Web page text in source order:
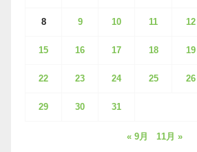
8 9 10 11 12
15 16 17 18 19
22 23 24 25 26
29 30 31
« 9月 11月 »